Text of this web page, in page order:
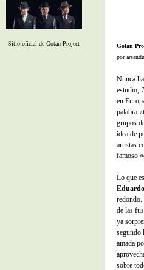
Sitio oficial de Gotan Project
Gotan
por
Nunca
estudio,
en
palabra
grupos
idea de
artistas
famoso
Lo que
redondo.
de las
ya
segundo
amada
sobre